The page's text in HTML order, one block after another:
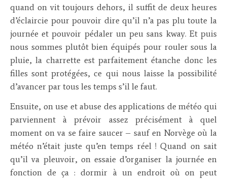
quand on vit toujours dehors, il suffit de deux heures
d’éclaircie pour pouvoir dire qu’il n’a pas plu toute la
journée et pouvoir pédaler un peu sans kway. Et puis
nous sommes plutôt bien équipés pour rouler sous la
pluie, la charrette est parfaitement étanche donc les
filles sont protégées, ce qui nous laisse la possibilité
d’avancer par tous les temps s’il le faut.
Ensuite, on use et abuse des applications de météo qui
parviennent à prévoir assez précisément à quel
moment on va se faire saucer – sauf en Norvège où la
météo n’était juste qu’en temps réel ! Quand on sait
qu’il va pleuvoir, on essaie d’organiser la journée en
fonction de ça : dormir à un endroit où on peut